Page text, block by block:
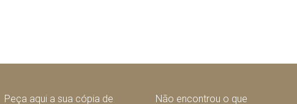
Peça aqui a sua cópia de
Não encontrou o que